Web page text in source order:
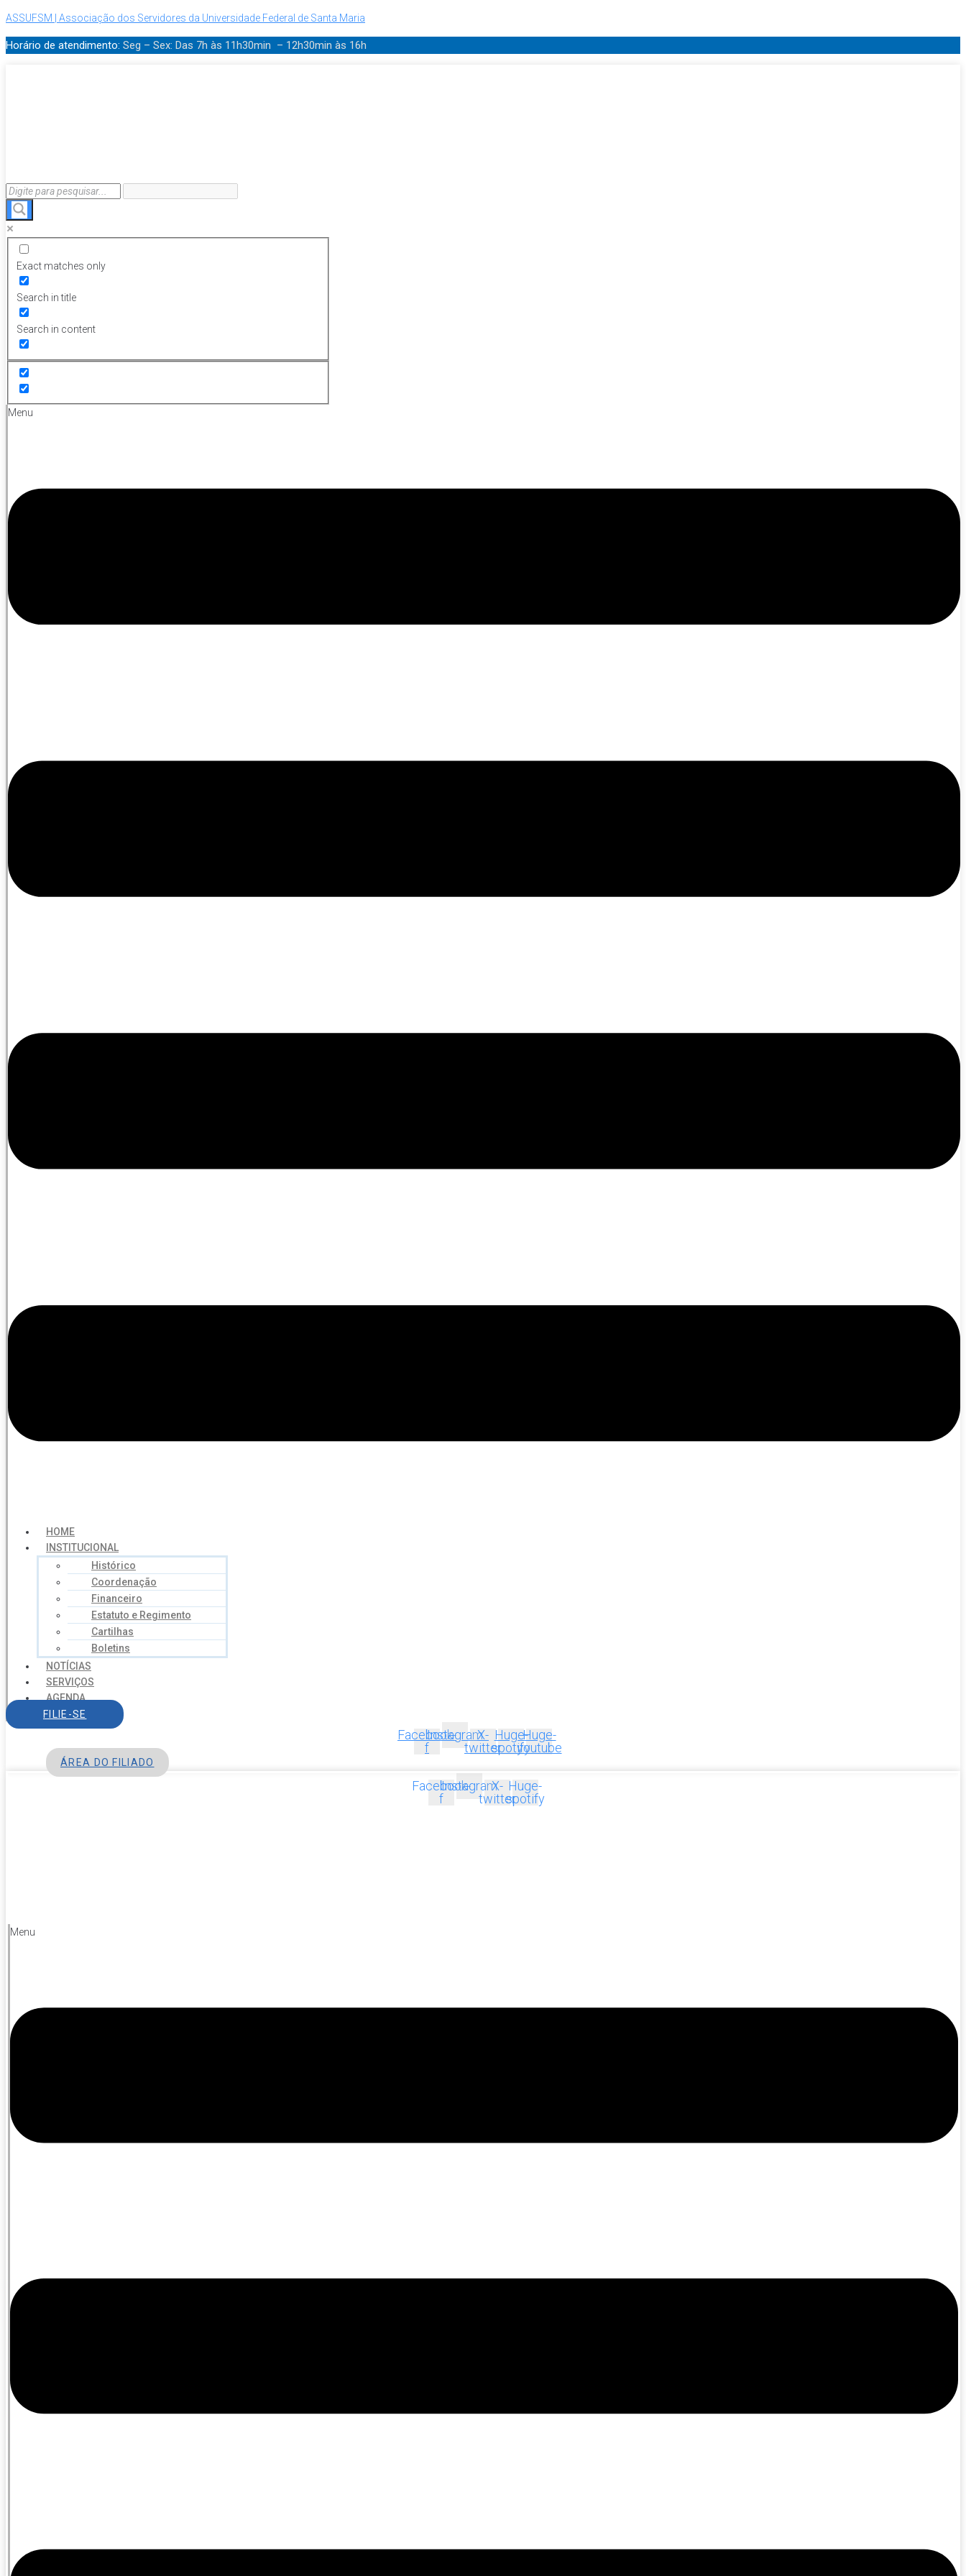
ASSUFSM | Associação dos Servidores da Universidade Federal de Santa Maria
Horário de atendimento: Seg – Sex: Das 7h às 11h30min – 12h30min às 16h
Exact matches only
Search in title
Search in content
Menu
HOME
INSTITUCIONAL
Histórico
Coordenação
Financeiro
Estatuto e Regimento
Cartilhas
Boletins
NOTÍCIAS
SERVIÇOS
AGENDA
CONTATO
FILIE-SE
Facebook-
f
InstagramX-
twitter
Huge-
spotify
Huge-
youtube
ÁREA DO FILIADO
Facebook-
f
InstagramX-
twitter
Huge-
spotify
Menu